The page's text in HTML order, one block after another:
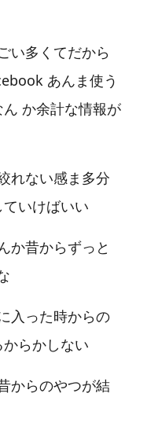
い多くてだから
あんま使う
か余計な情報が
れない感ま多分
いけばいい
か昔からずっと
入った時からの
らかしない
からのやつが結